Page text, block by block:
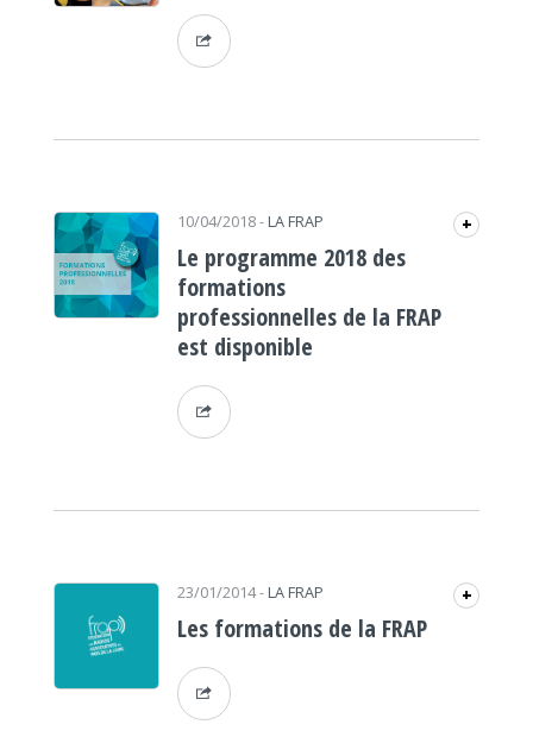
10/04/2018- LA FRAP +
Le programme 2018 des
formations
professionnelles de la FRAP
est disponible
23/01/2014- LA FRAP +
Les formations de la FRAP